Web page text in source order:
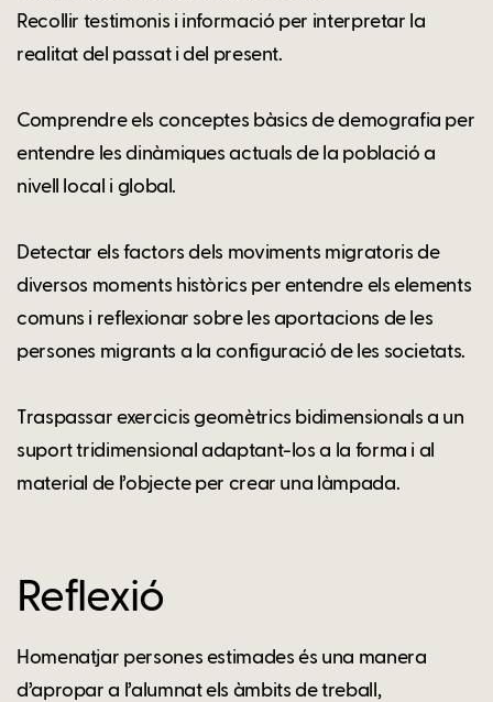
Recollir testimonis i informació per interpretar la
realitat del passat i del present.
Comprendre els conceptes bàsics de demografia per
entendre les dinàmiques actuals de la població a
nivell local i global.
Detectar els factors dels moviments migratoris de
diversos moments històrics per entendre els elements
comuns i reflexionar sobre les aportacions de les
persones migrants a la configuració de les societats.
Traspassar exercicis geomètrics bidimensionals a un
suport tridimensional adaptant-los a la forma i al
material de l’objecte per crear una làmpada.
Reflexió
Homenatjar persones estimades és una manera
d’apropar a l’alumnat els àmbits de treball,